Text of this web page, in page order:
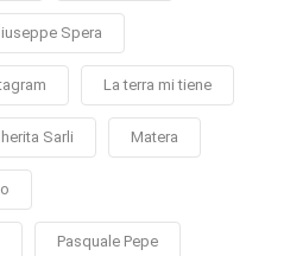
Spera
La terra mi tiene
Sarli Matera
Pasquale Pepe